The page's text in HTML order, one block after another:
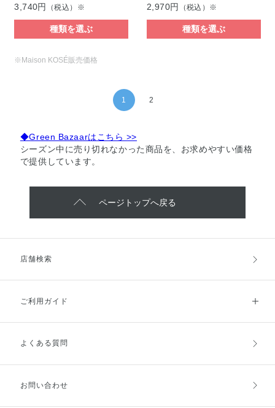
3,740円
（税込）※
種類を選ぶ
2,970円
（税込）※
種類を選ぶ
※Maison KOSÉ販売価格
1 2
◆Green Bazaarはこちら >>
シーズン中に売り切れなかった商品を、お求めやすい価格
で提供しています。
ページトップへ戻る
店舗検索
ご利用ガイド
ご利用ガイドトップ
お支払方法
よくある質問
お問い合わせ